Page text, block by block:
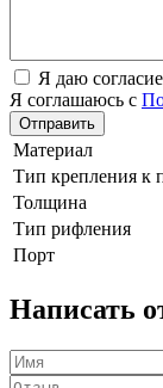
Я даю
Я соглашаюсь с
Отправить
Материал
Тип крепления к
Толщина
Тип рифления
Порт
Написать